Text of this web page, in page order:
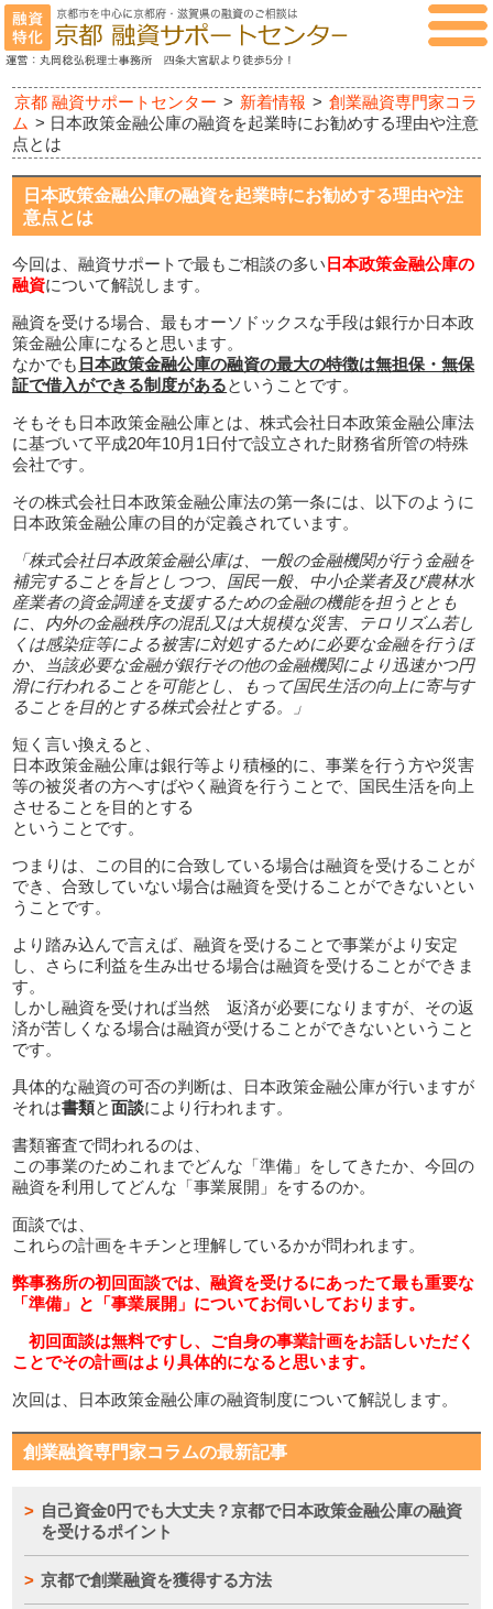
京都 融資サポートセンター > 新着情報 > 創業融資専門家コラ
ム > 日本政策金融公庫の融資を起業時にお勧めする理由や注意
点とは
日本政策金融公庫の融資を起業時にお勧めする理由や注
意点とは
今回は、融資サポートで最もご相談の多い 日本政策金融公庫の
融資について解説します。
融資を受ける場合、最もオーソドックスな手段は銀行か日本政
策金融公庫になると思います。
なかでも 日本政策金融公庫の融資の最大の特徴は無担保・無保
証で借入ができる制度があるということです。
そもそも日本政策金融公庫とは、株式会社日本政策金融公庫法
に基づいて平成20年10月1日付で設立された財務省所管の特殊
会社です。
その株式会社日本政策金融公庫法の第一条には、以下のように
日本政策金融公庫の目的が定義されています。
「株式会社日本政策金融公庫は、一般の金融機関が行う金融を
補完することを旨としつつ、国民一般、中小企業者及び農林水
産業者の資金調達を支援するための金融の機能を担うととも
に、内外の金融秩序の混乱又は大規模な災害、テロリズム若し
くは感染症等による被害に対処するために必要な金融を行うほ
か、当該必要な金融が銀行その他の金融機関により迅速かつ円
滑に行われることを可能とし、もって国民生活の向上に寄与す
ることを目的とする株式会社とする。」
短く言い換えると、
日本政策金融公庫は銀行等より積極的に、事業を行う方や災害
等の被災者の方へすばやく融資を行うことで、国民生活を向上
させることを目的とする
ということです。
つまりは、この目的に合致している場合は融資を受けることが
でき、合致していない場合は融資を受けることができないとい
うことです。
より踏み込んで言えば、融資を受けることで事業がより安定
し、さらに利益を生み出せる場合は融資を受けることができま
す。
しかし融資を受ければ当然 返済が必要になりますが、その返
済が苦しくなる場合は融資が受けることができないということ
です。
具体的な融資の可否の判断は、日本政策金融公庫が行いますが
それは書類と面談により行われます。
書類審査で問われるのは、
この事業のためこれまでどんな「準備」をしてきたか、今回の
融資を利用してどんな「事業展開」をするのか。
面談では、
これらの計画をキチンと理解しているかが問われます。
弊事務所の初回面談では、融資を受けるにあったて最も重要な
「準備」と「事業展開」についてお伺いしております。
初回面談は無料ですし、ご自身の事業計画をお話しいただく
ことでその計画はより具体的になると思います。
次回は、日本政策金融公庫の融資制度について解説します。
創業融資専門家コラムの最新記事
自己資金0円でも大丈夫？京都で日本政策金融公庫の融資
を受けるポイント
京都で創業融資を獲得する方法